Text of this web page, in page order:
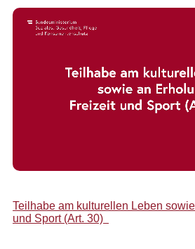
Teilhabe am kulturellen Leben
und Sport (Art. 30)